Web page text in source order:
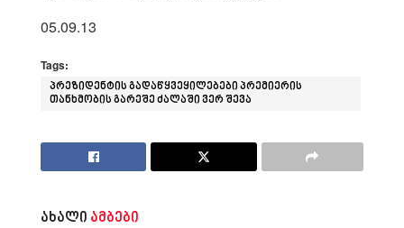
05.09.13
Tags:
პრეზიდენტის გადაწყვეყილებები პრემიერის
თანხმობის გარეშე ძალაში ვერ შევა
ახალი ამბები